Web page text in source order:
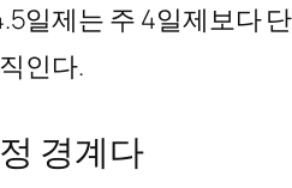
일제는 주 4일제보다
인다.
경계다